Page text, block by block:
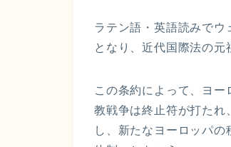
ラテン語・英語読みで
となり、近代国際法の元
この条約によって、ヨ
教戦争は終止符が打たれ
し、新たなヨーロッパ